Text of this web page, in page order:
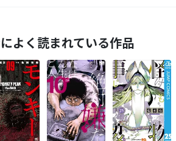
よく読まれている作品